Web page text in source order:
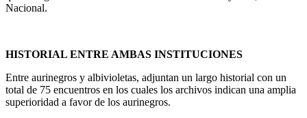
Nacional.
HISTORIAL ENTRE AMBAS INSTITUCIONES
Entre aurinegros y albivioletas, adjuntan un largo historial con un
total de 75 encuentros en los cuales los archivos indican una amplia
superioridad a favor de los aurinegros.